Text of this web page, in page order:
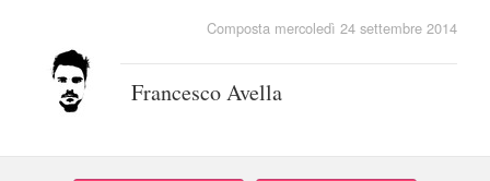
Composta mercoledì 24 settembre 2014
Francesco Avella